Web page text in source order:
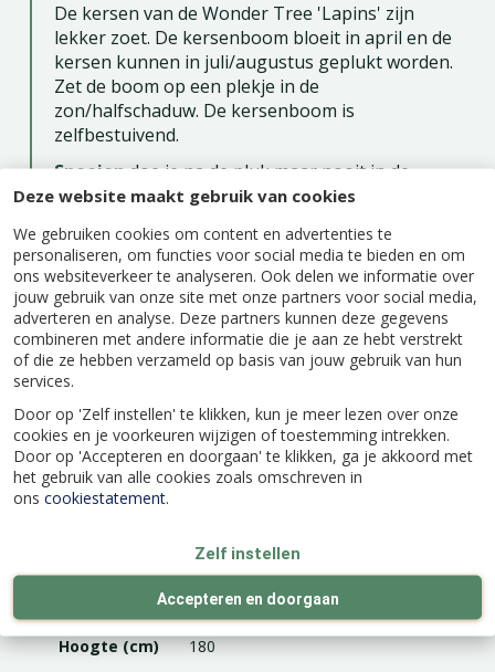
Deze website maakt gebruik van cookies
We gebruiken cookies om content en advertenties te
personaliseren, om functies voor social media te bieden en om
ons websiteverkeer te analyseren. Ook delen we informatie over
jouw gebruik van onze site met onze partners voor social media,
adverteren en analyse. Deze partners kunnen deze gegevens
combineren met andere informatie die je aan ze hebt verstrekt
of die ze hebben verzameld op basis van jouw gebruik van hun
services.
Door op 'Zelf instellen' te klikken, kun je meer lezen over onze
cookies en je voorkeuren wijzigen of toestemming intrekken.
Door op 'Accepteren en doorgaan' te klikken, ga je akkoord met
het gebruik van alle cookies zoals omschreven in
ons cookiestatement.
Zelf instellen
Accepteren en doorgaan
De kersen van de Wonder Tree 'Lapins' zijn
lekker zoet. De kersenboom bloeit in april en de
kersen kunnen in juli/augustus geplukt worden.
Zet de boom op een plekje in de
zon/halfschaduw. De kersenboom is
zelfbestuivend.
Snoeiendoe je na de pluk maar nooit in de
winter.
Bemestenkan in februari en in de herfst met
een organisch-minerale meststof.
Specificaties
EAN code 8717755068231
Merk Wonder Tree
Hoogte (cm) 180